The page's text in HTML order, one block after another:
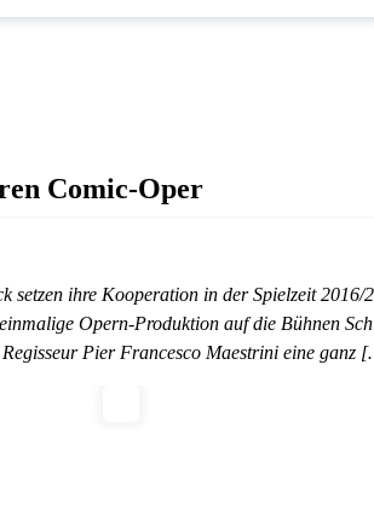
Comic-Oper
setzen ihre Kooperation in der Spielzeit
Opern-Produktion auf die Bühnen
Pier Francesco Maestrini eine ganz